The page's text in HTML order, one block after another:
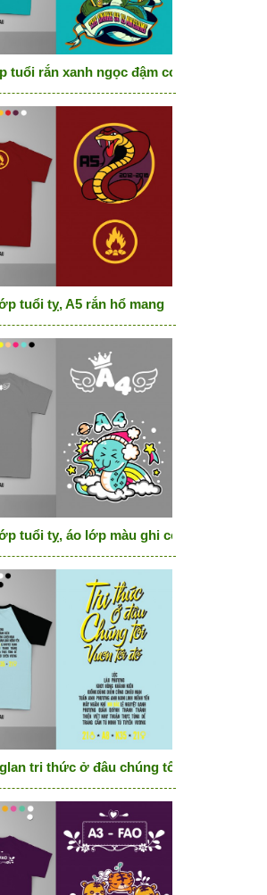
rắn xanh ngọc đậm cotton 100% 4
tuổi tỵ, A5 rắn hổ mang
tuổi tỵ, áo lớp màu ghi cổ tròn A4 con
tri thức ở đâu chúng tôi vươn tới đó